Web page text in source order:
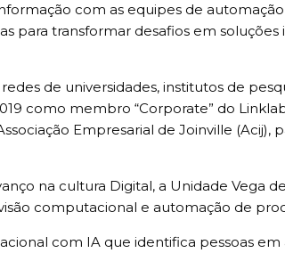
com as equipes de
para transformar desafios em soluções
de universidades, institutos de
como membro “Corporate” do
Empresarial de Joinville
na cultura Digital, a Unidade Vega
computacional e automação de
com IA que identifica pessoas